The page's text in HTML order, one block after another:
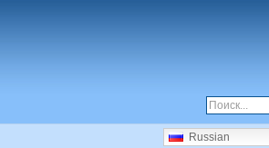
Russian